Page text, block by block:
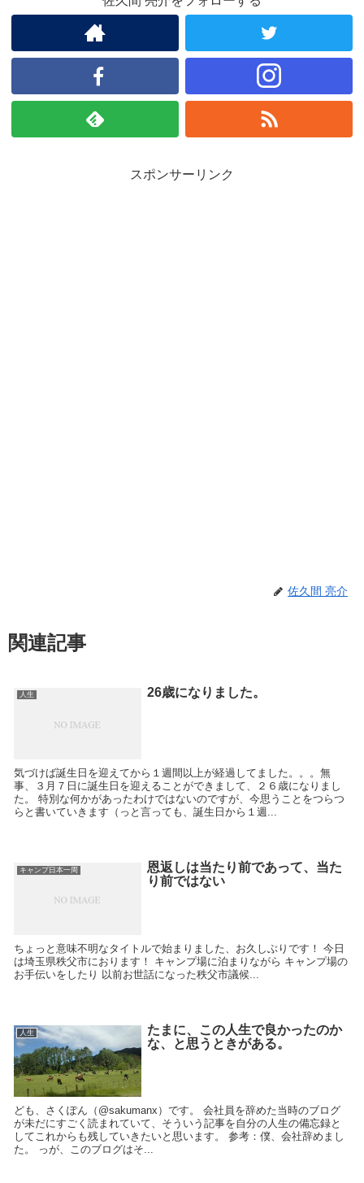
スポンサーリンク
佐久間 亮介
関連記事
人生 26歳になりました。
気づけば誕生日を迎えてから１週間以上が経過してました。。。無
事、３月７日に誕生日を迎えることができまして、２６歳になりまし
た。 特別な何かがあったわけではないのですが、今思うことをつらつ
らと書いていきます（っと言っても、誕生日から１週...
キャンプ日本一周
恩返しは当たり前であって、当た
り前ではない
ちょっと意味不明なタイトルで始まりました、お久しぶりです！ 今日
は埼玉県秩父市におります！ キャンプ場に泊まりながら キャンプ場の
お手伝いをしたり 以前お世話になった秩父市議候...
人生
たまに、この人生で良かったのか
な、と思うときがある。
ども、さくぽん（@sakumanx）です。 会社員を辞めた当時のブログ
が未だにすごく読まれていて、そういう記事を自分の人生の備忘録と
してこれからも残していきたいと思います。 参考：僕、会社辞めまし
た。 っが、このブログはそ...